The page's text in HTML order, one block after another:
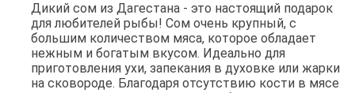
Дикий сом из Дагестана - это настоящий подарок
для любителей рыбы! Сом очень крупный, с
большим количеством мяса, которое обладает
нежным и богатым вкусом. Идеально для
приготовления ухи, запекания в духовке или жарки
на сковороде. Благодаря отсутствию кости в мясе